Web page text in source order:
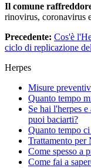
Il comune
rinovirus, coronavirus
Precedente: Cos'è
ciclo di replicazione
Herpes
Misure
Quanto tempo
Se hai l'herpes
puoi baciarti?
Quanto tempo
Trattamento per
Come spesso a
Come fai a